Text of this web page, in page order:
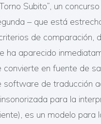
Subito”, un
– que está
de comparación,
ha aparecido
en fuente de
de traducción
para la
es un modelo